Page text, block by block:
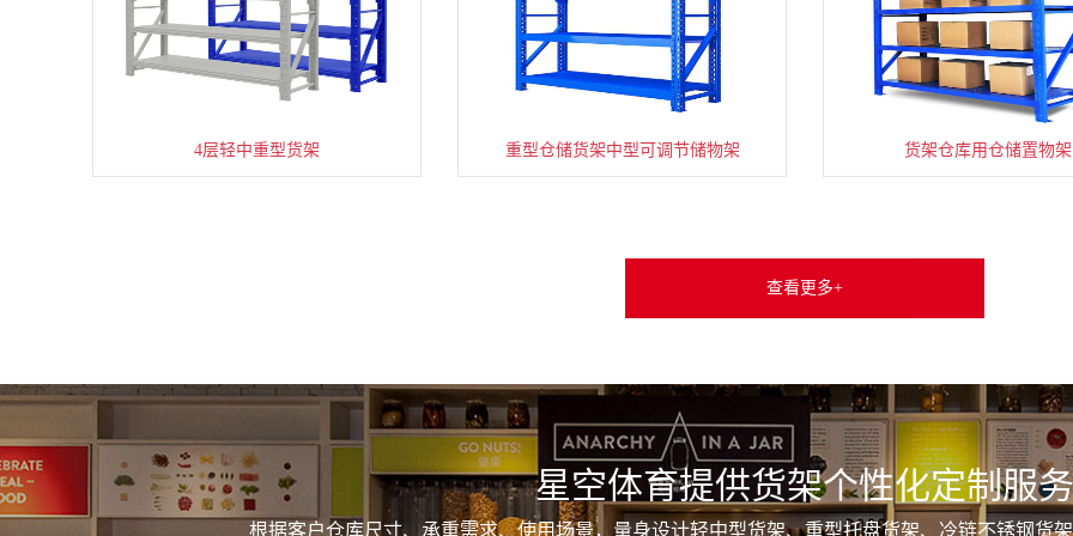
4层轻中重型货架 重型仓储货架中型可调节储物架 货架仓库用仓储置物架
查看更多+
星空体育提供货架个性化定制服务
根据客户仓库尺寸、承重需求、使用场景，量身设计轻中型货架、重型托盘货架、冷链不锈钢货